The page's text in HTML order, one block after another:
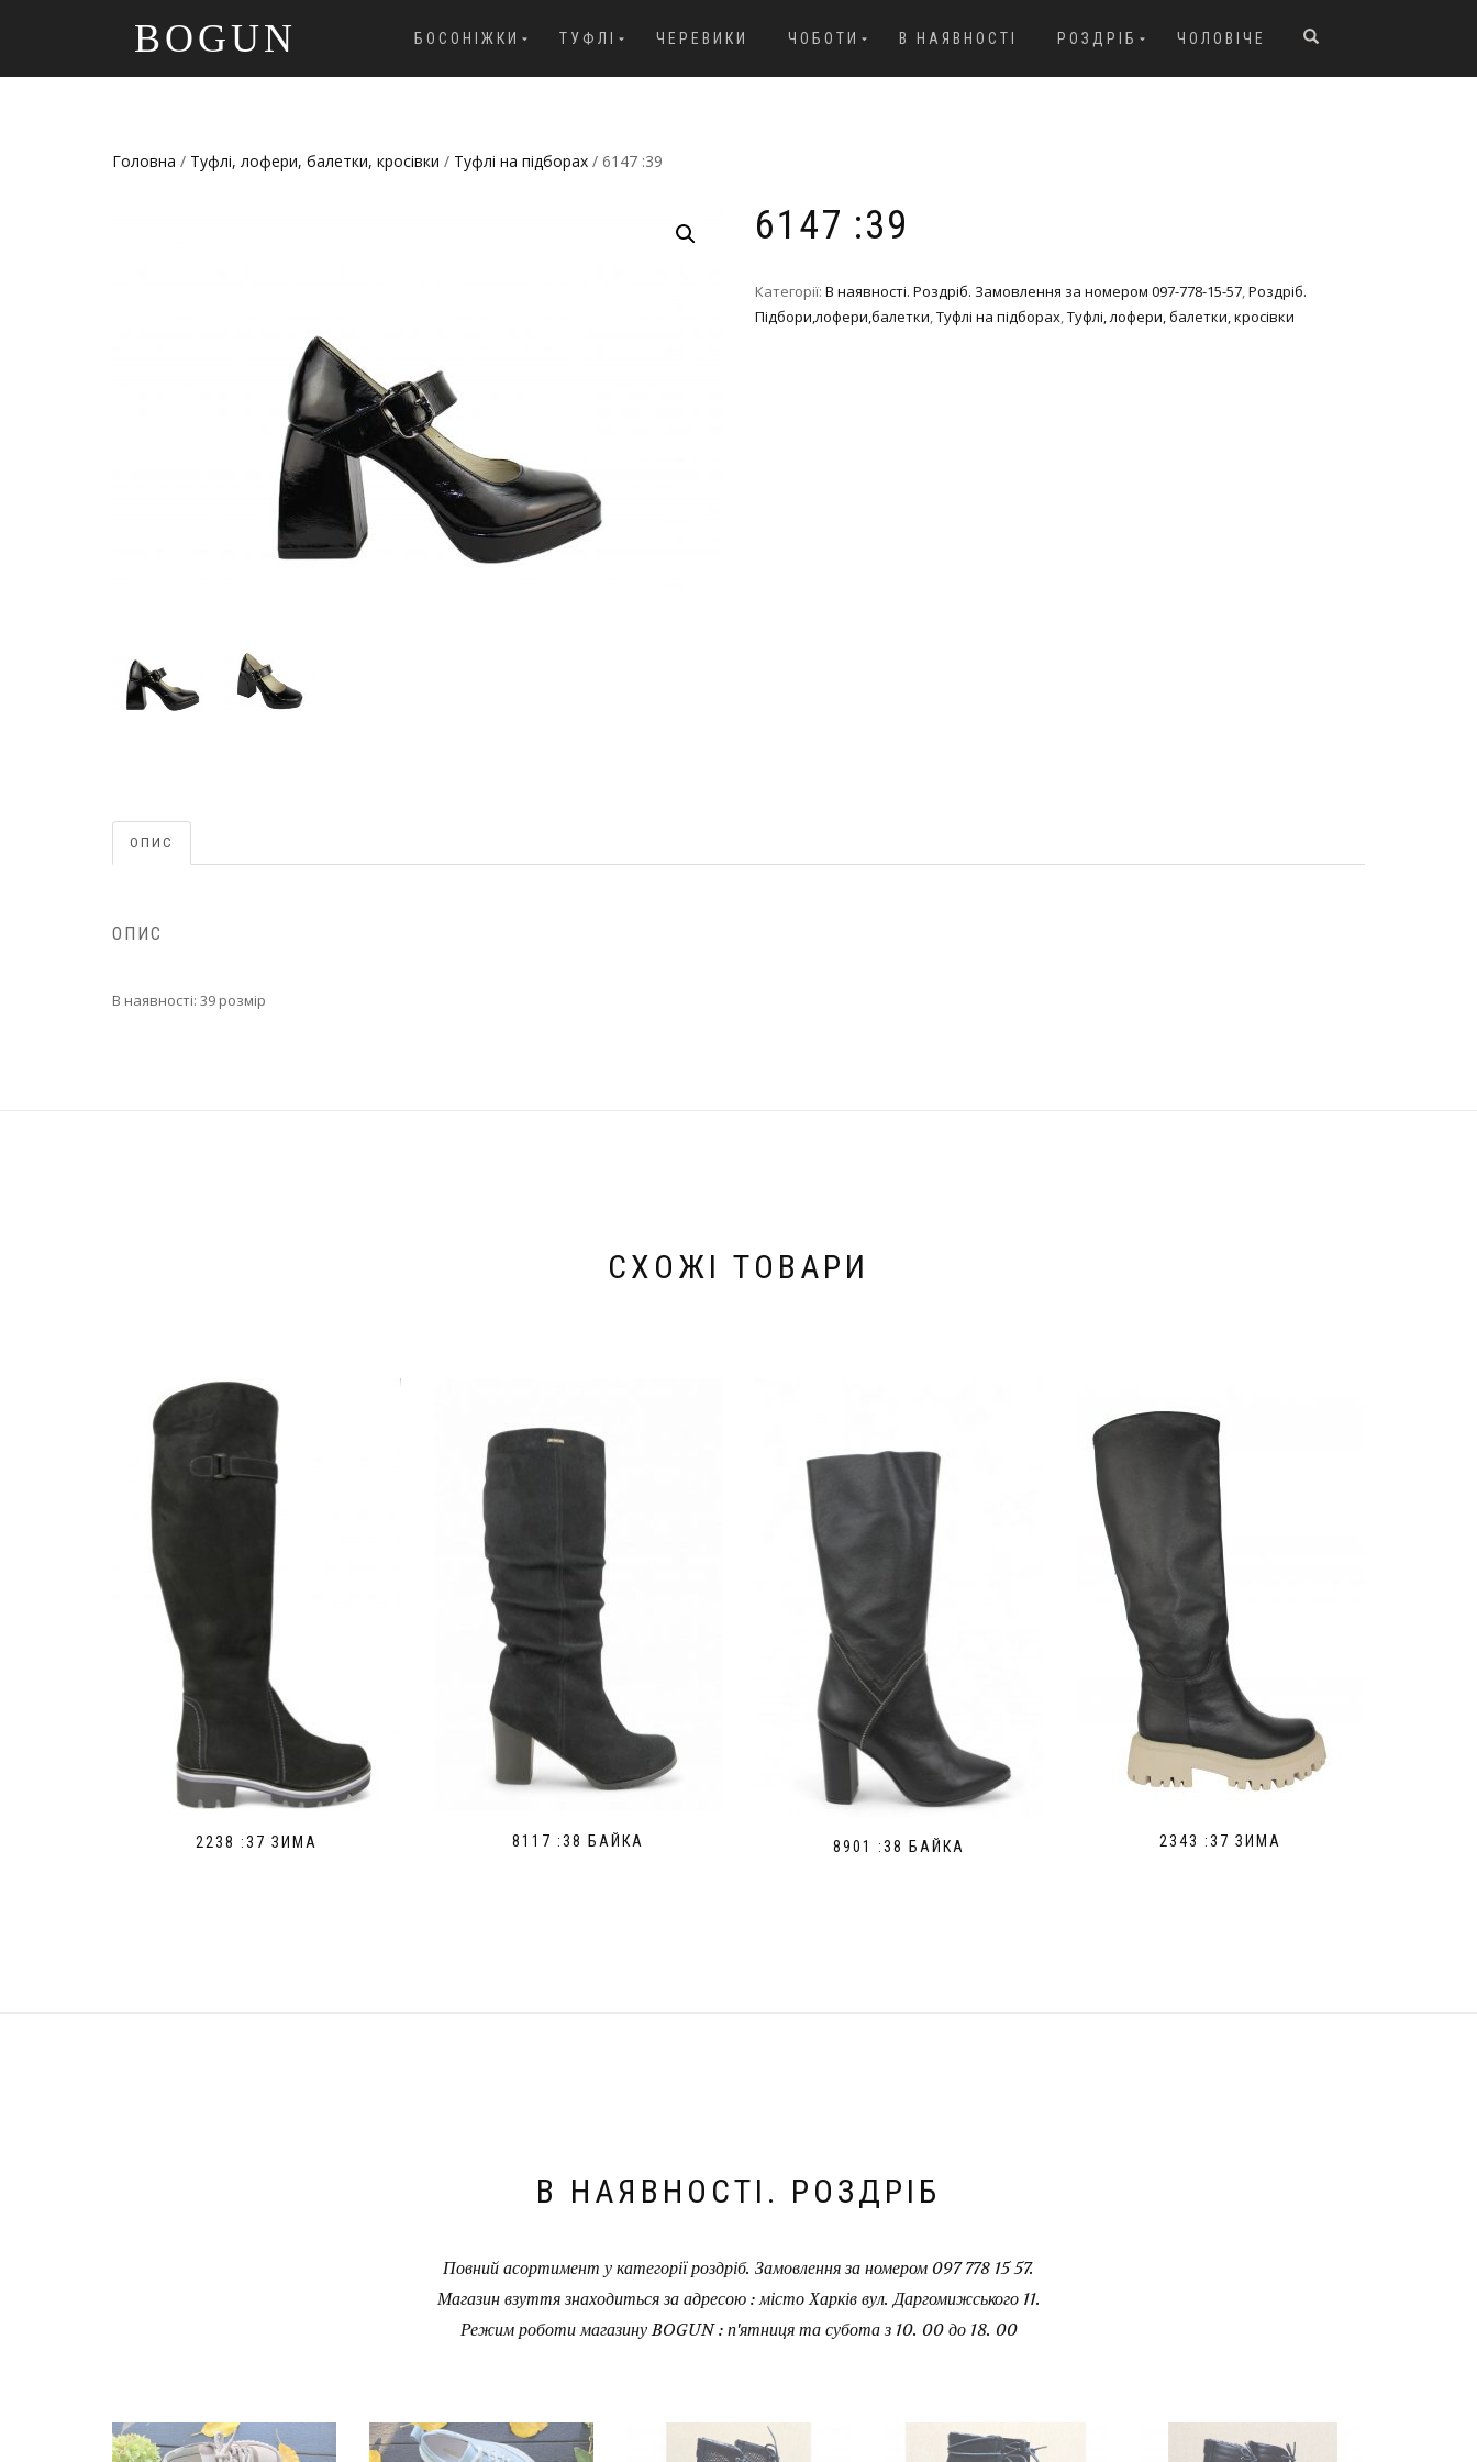
BOGUN БОСОНІЖКИ ТУФЛІ ЧЕРЕВИКИ ЧОБОТИ В НАЯВНОСТІ РОЗДРІБ ЧОЛОВІЧЕ
Головна / Туфлі, лофери, балетки, кросівки / Туфлі на підборах / 6147 :39
6147 :39
Категорії: В наявності. Роздріб. Замовлення за номером 097-778-15-57,Роздріб.
Підбори,лофери,балетки,Туфлі на підборах,Туфлі, лофери, балетки, кросівки
ОПИС
ОПИС
В наявності: 39 розмір
СХОЖІ ТОВАРИ
2238 :37 ЗИМА 8117 :38 БАЙКА 8901 :38 БАЙКА 2343 :37 ЗИМА
В НАЯВНОСТІ. РОЗДРІБ
Повний асортимент у категорії роздріб. Замовлення за номером 097 778 15 57.
Магазин взуття знаходиться за адресою : місто Харків вул. Даргомижського 11.
Режим роботи магазину BOGUN : п'ятниця та субота з 10. 00 до 18. 00